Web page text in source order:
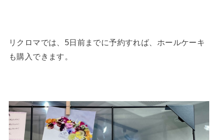
リクロマでは、5日前までに予約すれば、ホールケーキ
も購入できます。